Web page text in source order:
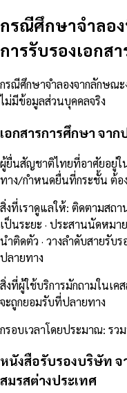
กรณีศึกษาจำลอ
การรับรองเอกส
กรณีศึกษาจำลองจากลักษณ
ไม่มีข้อมูลส่วนบุคคลจริง
เอกสารการศึกษา จา
ผู้ยื่นสัญชาติไทยที่อาศัยอยู่ใ
ทาง/กำหนดยื่นที่กระชั้น ต้อ
สิ่งที่เราดูแลให้: ติดตามสถา
เป็นระยะ · ประสานนัดหม
นำติดตัว · วางลำดับสายรับ
ปลายทาง
สิ่งที่ผู้ใช้บริการมักถามในเ
จะถูกยอมรับที่ปลายทาง
กรอบเวลาโดยประมาณ: รว
หนังสือรับรองบริษัท จ
สมรสต่างประเทศ